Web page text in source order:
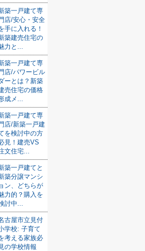
築一戸建て専
店/安心・安全
手に入れる！
築建売住宅の
力と...
築一戸建て専
店/パワービル
ーとは？新築
売住宅の価格
成メ...
築一戸建て専
店/新築一戸建
を検討中の方
見！建売VS
文住宅...
築一戸建てと
築分譲マンシ
ョン、どちらが
力的？購入を
討中...
古屋市立見付
学校: 子育て
考える家族必
の学校情報